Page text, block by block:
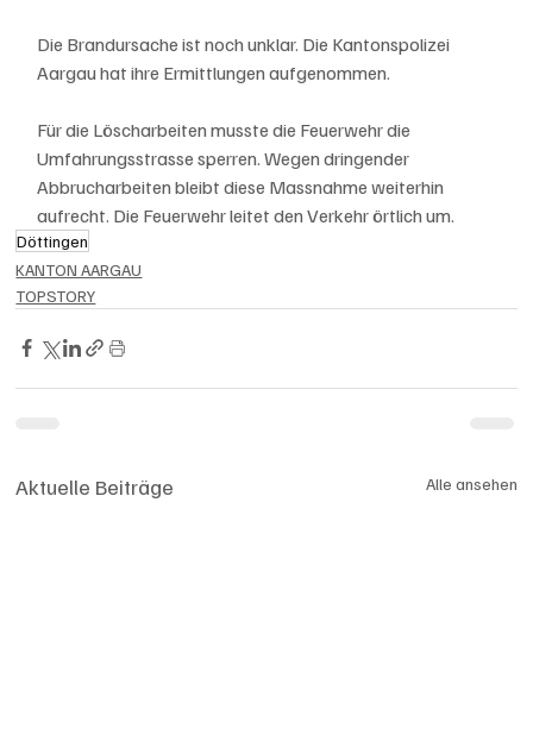
Die Brandursache ist noch unklar. Die Kantonspolizei
Aargau hat ihre Ermittlungen aufgenommen.
Für die Löscharbeiten musste die Feuerwehr die
Umfahrungsstrasse sperren. Wegen dringender
Abbrucharbeiten bleibt diese Massnahme weiterhin
aufrecht. Die Feuerwehr leitet den Verkehr örtlich um.
Döttingen
KANTON AARGAU
TOPSTORY
Aktuelle Beiträge Alle ansehen